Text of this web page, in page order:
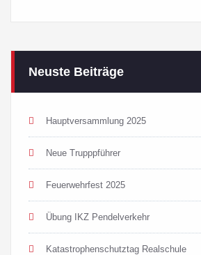
Neuste Beiträge
Hauptversammlung 2025
Neue Trupppführer
Feuerwehrfest 2025
Übung IKZ Pendelverkehr
Katastrophenschutztag Realschule